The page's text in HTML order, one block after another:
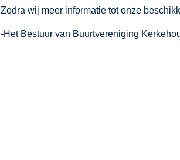
Zodra wij meer informatie tot onze
-Het Bestuur van Buurtvereniging